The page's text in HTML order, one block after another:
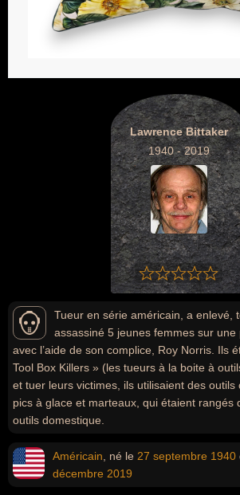
Lawrence Bittaker
1940 - 2019
Tueur en série américain, a enlevé,
assassiné 5 jeunes femmes sur une
avec l’aide de son complice, Roy Norris. Ils
Tool Box Killers » (les tueurs à la boite à
et tuer leurs victimes, ils utilisaient des outils
pics à glace et marteaux, qui étaient rangés
outils domestique.
Américain , né le 27 septembre 1940
décembre 2019